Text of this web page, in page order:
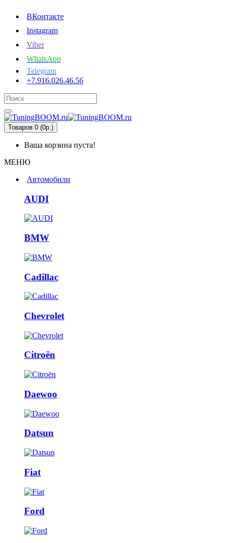
ВКонтакте
Instagram
Viber
WhatsApp
Telegram
+7.916.026.46.56
Товаров 0 (0р.)
Ваша корзина пуста!
МЕНЮ
Автомобили
AUDI
BMW
Cadillac
Chevrolet
Citroën
Daewoo
Datsun
Fiat
Ford